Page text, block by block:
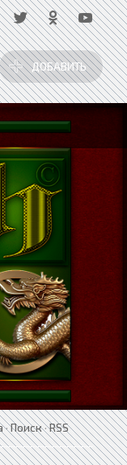
ДОБАВИТЬ
·Поиск·RSS